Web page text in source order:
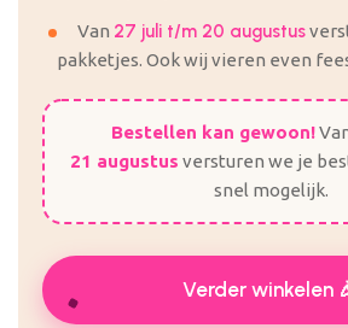
Van 27 juli t/m 20 augustus
pakketjes. Ook wij vieren even
Bestellen kan gewoon!
21 augustus versturen we je
snel mogelijk.
Verder winkelen